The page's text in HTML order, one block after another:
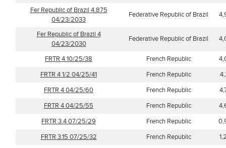
Fer Republic of Brazil 4.875
04/23/2033
Federative Republic of Brazil
Fer Republic of Brazil 4
04/23/2030
Federative Republic of Brazil
FRTR 4 10/25/38 French Republic
FRTR 4 1/2 04/25/41
French Republic
FRTR 4 04/25/60
French Republic
FRTR 4 04/25/55
French Republic
FRTR 3.4 07/25/29
French Republic
FRTR 3.15 07/25/32
French Republic